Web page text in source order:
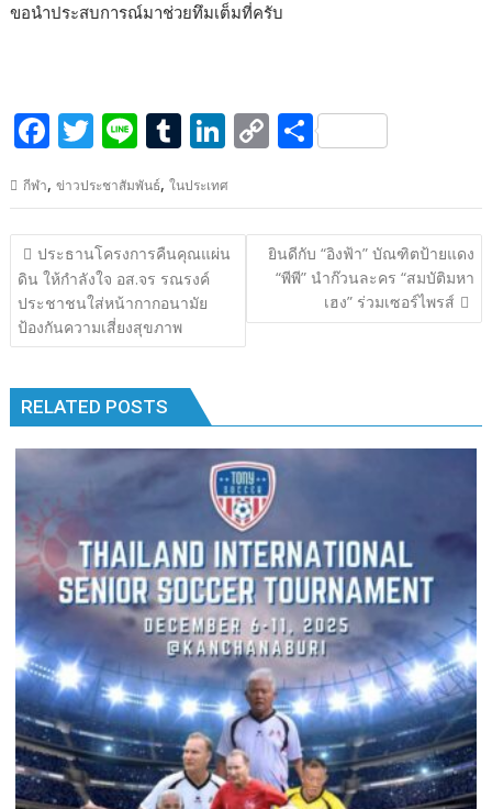
ขอนำประสบการณ์มาช่วยทึมเต็มที่ครับ
F
e
b
o
o
k
T
itt
er
Li
n
e
T
m
bl
r
Li
k
e
dI
C
p
y
Li
S
ar
e
กีฬา,ข่าวประชาสัมพันธ์,ในประเทศ
แนะแนว
เรื่อง
ประธานโครงการคืนคุณแผ่น
ดิน ให้กำลังใจ อส.จร รณรงค์
ประชาชนใส่หน้ากากอนามัย
ป้องกันความเสี่ยงสุขภาพ
ยินดีกับ “อิงฟ้า” บัณฑิตป้ายแดง
“พีพี” นำก๊วนละคร “สมบัติมหา
เฮง” ร่วมเซอร์ไพรส์
RELATED POSTS